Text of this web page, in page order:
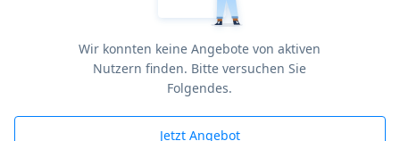
Wir konnten keine Angebote von aktiven
Nutzern finden. Bitte versuchen Sie
Folgendes.
Jetzt Angebot